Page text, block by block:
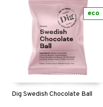
Dig Swedish Chocolate Ball
eco